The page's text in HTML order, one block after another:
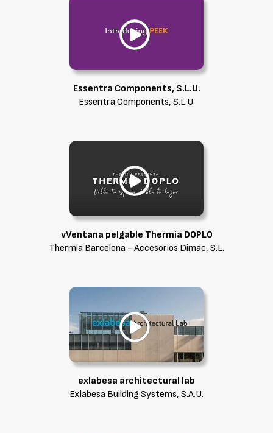
Essentra Components, S.L.U.
Essentra Components, S.L.U.
vVentana pelgable Thermia DOPLO
Thermia Barcelona - Accesorios Dimac, S.L.
exlabesa architectural lab
Exlabesa Building Systems, S.A.U.